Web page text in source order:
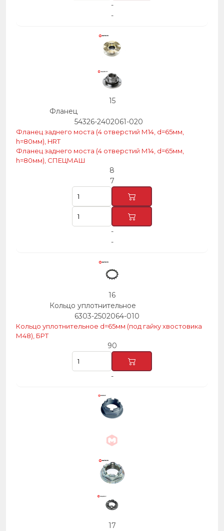
-
-
15
Фланец
54326-2402061-020
Фланец заднего моста (4 отверстий М14, d=65мм,
h=80мм), HRT
Фланец заднего моста (4 отверстий М14, d=65мм,
h=80мм), СПЕЦМАШ
8
7
-
-
16
Кольцо уплотнительное
6303-2502064-010
Кольцо уплотнительное d=65мм (под гайку хвостовика
М48), БРТ
90
-
17